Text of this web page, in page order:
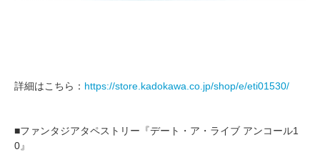
詳細はこちら： https://store.kadokawa.co.jp/shop/e/eti01530/
■ファンタジアタペストリー『デート・ア・ライブ アンコール1
0』